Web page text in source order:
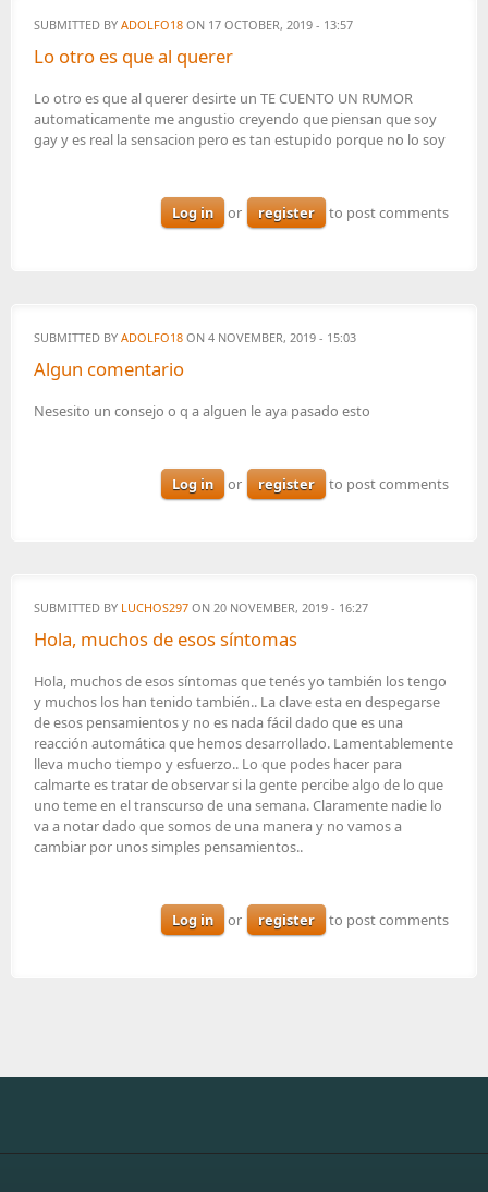
SUBMITTED BY ADOLFO18 ON 17 OCTOBER, 2019 - 13:57
Lo otro es que al querer
Lo otro es que al querer desirte un TE CUENTO UN RUMOR
automaticamente me angustio creyendo que piensan que soy
gay y es real la sensacion pero es tan estupido porque no lo soy
Log in or register to post comments
SUBMITTED BY ADOLFO18 ON 4 NOVEMBER, 2019 - 15:03
Algun comentario
Nesesito un consejo o q a alguen le aya pasado esto
Log in or register to post comments
SUBMITTED BY LUCHOS297 ON 20 NOVEMBER, 2019 - 16:27
Hola, muchos de esos síntomas
Hola, muchos de esos síntomas que tenés yo también los tengo
y muchos los han tenido también.. La clave esta en despegarse
de esos pensamientos y no es nada fácil dado que es una
reacción automática que hemos desarrollado. Lamentablemente
lleva mucho tiempo y esfuerzo.. Lo que podes hacer para
calmarte es tratar de observar si la gente percibe algo de lo que
uno teme en el transcurso de una semana. Claramente nadie lo
va a notar dado que somos de una manera y no vamos a
cambiar por unos simples pensamientos..
Log in or register to post comments